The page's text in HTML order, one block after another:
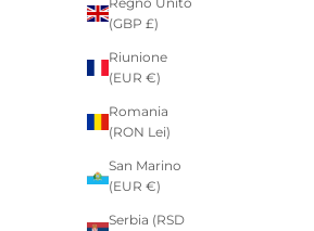
(GBP £)
Riunione
(EUR €)
Romania
(RON Lei)
San Marino
(EUR €)
Serbia (RSD